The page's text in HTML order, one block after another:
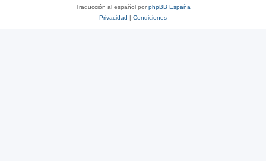
Traducción al español porphpBB España
Privacidad | Condiciones